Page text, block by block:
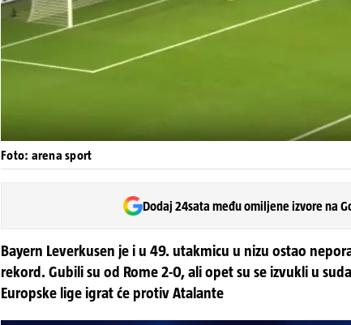
Foto: arena sport
Dodaj 24sata među omiljene izvore na
Bayern Leverkusen je i u 49. utakmicu u nizu ostao
rekord. Gubili su od Rome 2-0, ali opet su se izvukli u
Europske lige igrat će protiv Atalante